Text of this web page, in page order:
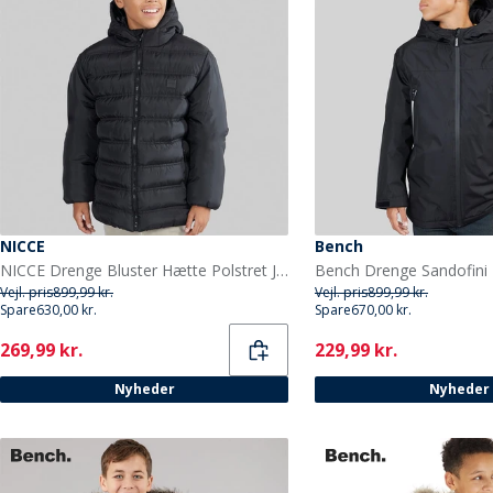
NICCE
NICCE Drenge Bluster Hætte Polstret Jakke Sort
Vejl. pris899,99 kr.
Spare630,00 kr.
Current
269,99 kr.
Nyheder
Bench
Vejl. pris899,99 kr.
Spare670,00 kr.
Current
229,99 kr.
Nyheder